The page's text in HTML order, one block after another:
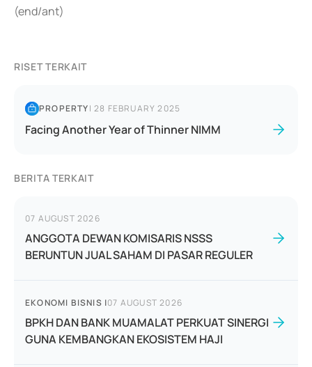
(end/ant)
RISET TERKAIT
PROPERTY|28 FEBRUARY 2025
Facing Another Year of Thinner NIMM
BERITA TERKAIT
07 AUGUST 2026
ANGGOTA DEWAN KOMISARIS NSSS
BERUNTUN JUAL SAHAM DI PASAR REGULER
EKONOMI BISNIS |07 AUGUST 2026
BPKH DAN BANK MUAMALAT PERKUAT SINERGI
GUNA KEMBANGKAN EKOSISTEM HAJI